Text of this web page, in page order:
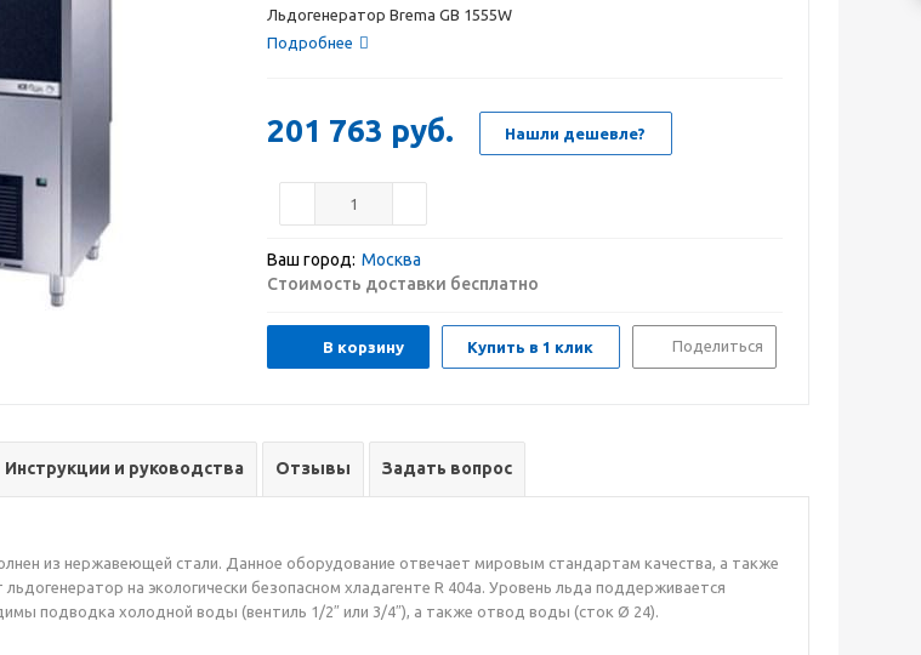
Льдогенератор Brema GВ 1555W
Подробнее
201 763 руб. Нашли дешевле?
Ваш город: Москва
Стоимость доставки бесплатно
В корзину Купить в 1 клик Поделиться
Инструкции и руководства Отзывы Задать вопрос
из нержавеющей стали. Данное оборудование отвечает мировым стандартам качества, а также
на экологически безопасном хладагенте R 404a. Уровень льда поддерживается
подводка холодной воды (вентиль 1/2″ или 3/4″), а также отвод воды (сток Ø 24).